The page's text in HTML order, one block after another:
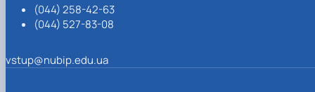
(044) 258-42-63
(044) 527-83-08
vstup@nubip.edu.ua